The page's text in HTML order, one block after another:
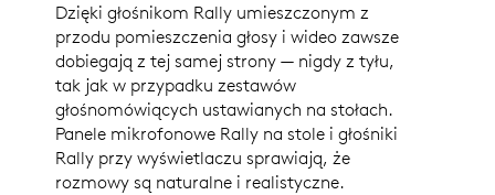
Dzięki głośnikom Rally umieszczonym z
przodu pomieszczenia głosy i wideo zawsze
dobiegają z tej samej strony — nigdy z tyłu,
tak jak w przypadku zestawów
głośnomówiących ustawianych na stołach.
Panele mikrofonowe Rally na stole i głośniki
Rally przy wyświetlaczu sprawiają, że
rozmowy są naturalne i realistyczne.